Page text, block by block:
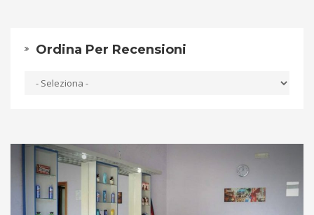
Ordina Per Recensioni